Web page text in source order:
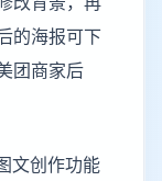
的海报可下
团商家后
文创作功能